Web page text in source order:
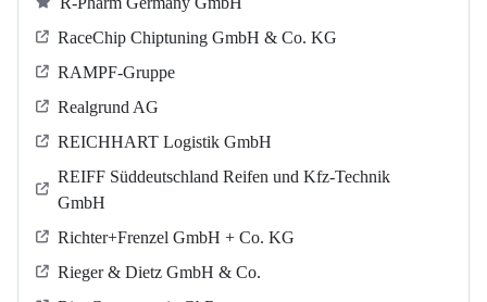
RaceChip Chiptuning GmbH & Co. KG
RAMPF-Gruppe
Realgrund AG
REICHHART Logistik GmbH
REIFF Süddeutschland Reifen und Kfz-Technik
GmbH
Richter+Frenzel GmbH + Co. KG
Rieger & Dietz GmbH & Co.